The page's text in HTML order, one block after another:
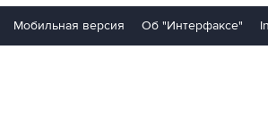
Мобильная версия Об "Интерфаксе"